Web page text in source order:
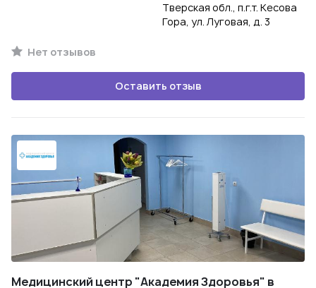
Тверская обл., п.г.т. Кесова
Гора, ул. Луговая, д. 3
Нет отзывов
Оставить отзыв
Медицинский центр "Академия Здоровья" в